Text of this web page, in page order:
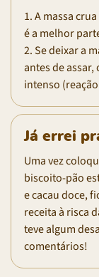
1. A massa
é a melhor
2. Se deixar a
antes de
intenso
Já errei
Uma vez
biscoito-pão
e cacau doce,
receita à risca
teve algum
comentários!